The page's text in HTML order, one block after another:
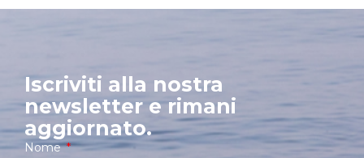
Iscriviti alla nostra
newsletter e rimani
aggiornato.
Nome